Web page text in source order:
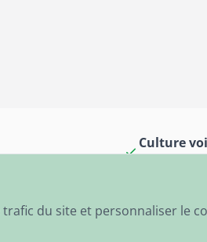
Culture
du site et personnaliser le